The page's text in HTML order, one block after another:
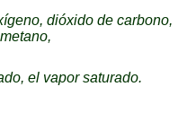
dióxido de carbono,
el vapor saturado.